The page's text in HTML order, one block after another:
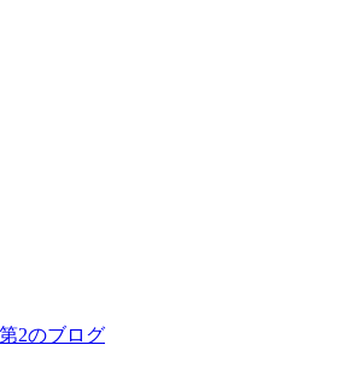
2のブログ